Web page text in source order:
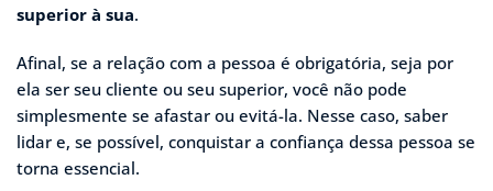
superior à sua.
Afinal, se a relação com a pessoa é obrigatória, seja por
ela ser seu cliente ou seu superior, você não pode
simplesmente se afastar ou evitá-la. Nesse caso, saber
lidar e, se possível, conquistar a confiança dessa pessoa se
torna essencial.